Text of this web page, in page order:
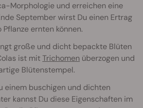
Morphologie und erreichen eine
September wirst Du einen Ertrag
ernten können.
große und dicht bepackte Blüten
ist mitTrichomen überzogen und
Blütenstempel.
einem buschigen und dichten
kannst Du diese Eigenschaften im